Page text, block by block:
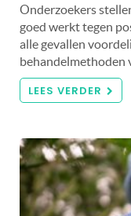
Onderzoekers
goed werkt tegen
alle gevallen
behandelmethoden
LEES VERDER